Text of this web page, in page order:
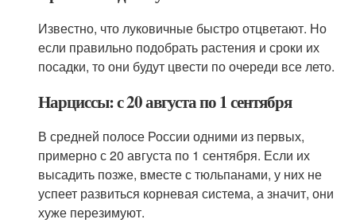
Известно, что луковичные быстро отцветают. Но
если правильно подобрать растения и сроки их
посадки, то они будут цвести по очереди все лето.
Нарциссы: с 20 августа по 1 сентября
В средней полосе России одними из первых,
примерно с 20 августа по 1 сентября. Если их
высадить позже, вместе с тюльпанами, у них не
успеет развиться корневая система, а значит, они
хуже перезимуют.